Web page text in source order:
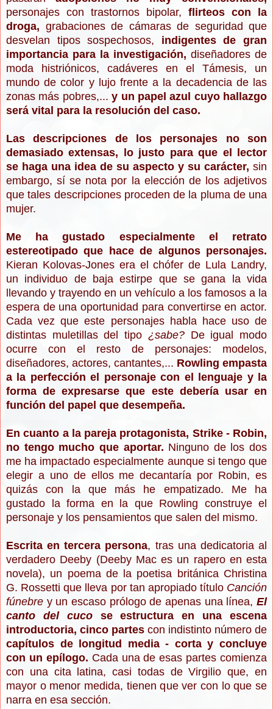
personajes con trastornos bipolar, flirteos con la
droga, grabaciones de cámaras de seguridad que
desvelan tipos sospechosos, indigentes de gran
importancia para la investigación, diseñadores de
moda histriónicos, cadáveres en el Támesis, un
mundo de color y lujo frente a la decadencia de las
zonas más pobres,...y un papel azul cuyo hallazgo
será vital para la resolución del caso.
Las descripciones de los personajes no son
demasiado extensas, lo justo para que el lector
se haga una idea de su aspecto y su carácter, sin
embargo, sí se nota por la elección de los adjetivos
que tales descripciones proceden de la pluma de una
mujer.
Me ha gustado especialmente el retrato
estereotipado que hace de algunos personajes.
Kieran Kolovas-Jones era el chófer de Lula Landry,
un individuo de baja estirpe que se gana la vida
llevando y trayendo en un vehículo a los famosos a la
espera de una oportunidad para convertirse en actor.
Cada vez que este personajes habla hace uso de
distintas muletillas del tipo ¿sabe?De igual modo
ocurre con el resto de personajes: modelos,
diseñadores, actores, cantantes,... Rowling empasta
a la perfección el personaje con el lenguaje y la
forma de expresarse que este debería usar en
función del papel que desempeña.
En cuanto a la pareja protagonista, Strike - Robin,
no tengo mucho que aportar. Ninguno de los dos
me ha impactado especialmente aunque si tengo que
elegir a uno de ellos me decantaría por Robin, es
quizás con la que más he empatizado. Me ha
gustado la forma en la que Rowling construye el
personaje y los pensamientos que salen del mismo.
Escrita en tercera persona, tras una dedicatoria al
verdadero Deeby (Deeby Mac es un rapero en esta
novela), un poema de la poetisa británica Christina
G. Rossetti que lleva por tan apropiado título Canción
fúnebre y un escaso prólogo de apenas una línea, El
canto del cucose estructura en una escena
introductoria, cinco partes con indistinto número de
capítulos de longitud media - corta y concluye
con un epílogo. Cada una de esas partes comienza
con una cita latina, casi todas de Virgilio que, en
mayor o menor medida, tienen que ver con lo que se
narra en esa sección.